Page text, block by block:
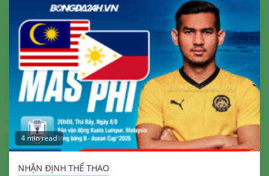
4 min read
NHẬN ĐỊNH THỂ THAO